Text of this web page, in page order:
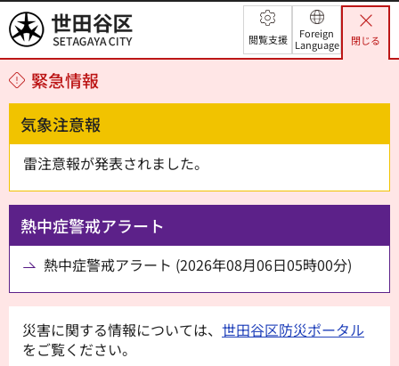
世田谷区 閲覧支援
Foreign
Language
閉じる
緊急情報
気象注意報
雷注意報が発表されました。
熱中症警戒アラート
熱中症警戒アラート (2026年08月06日05時00分)
災害に関する情報については、 世田谷区防災ポータル
をご覧ください。